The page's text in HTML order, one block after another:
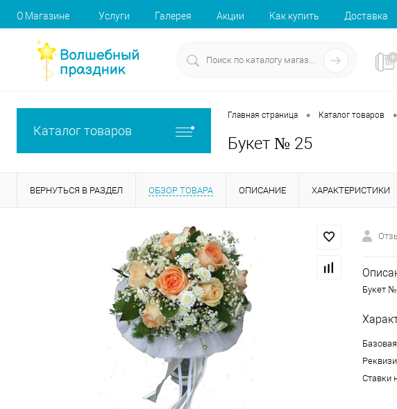
О Магазине Услуги Галерея Акции Как купить Доставка
Каталог товаров
Главная страница • Каталог товаров •
Букет № 25
ВЕРНУТЬСЯ В РАЗДЕЛ ОБЗОР ТОВАРА ОПИСАНИЕ ХАРАКТЕРИСТИКИ
Букет
Ставки